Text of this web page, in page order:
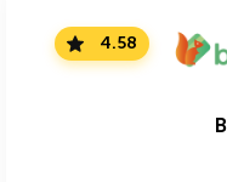
4.58